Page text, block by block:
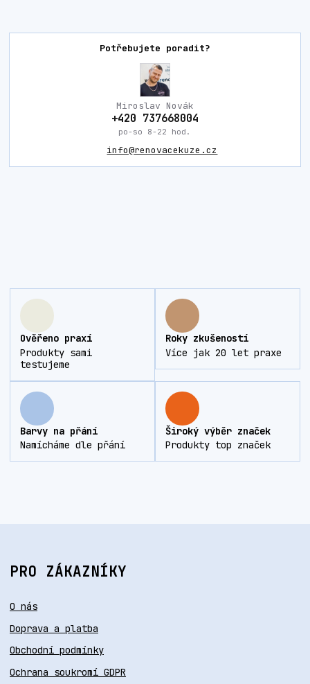
Potřebujete poradit?
Miroslav Novák
+420 737668004
po-so 8-22 hod.
info@renovacekuze.cz
Ověřeno praxí
Produkty sami
testujeme
Roky zkušeností
Více jak 20 let praxe
Barvy na přání
Namícháme dle přání
Široký výběr značek
Produkty top značek
PRO ZÁKAZNÍKY
O nás
Doprava a platba
Obchodní podmínky
Ochrana soukromí GDPR